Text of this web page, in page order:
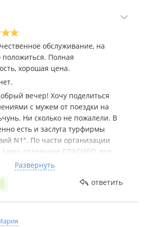
КОМПАНИИ!!! (как Вы яхту
и поплывёт!!)))
обслуживание, на
Полная
хорошая цена.
вечер! Хочу поделиться
с мужем от поездки на
Ни сколько не пожалели. В
есть и заслуга турфирмы
N1". По части организации
отдельное СПАСИБО, все
длительных ожиданий. "Газелька"
удобная, но это стоило того,
мы были в первых рядах, а люди
вполне хватала, чтоб до
Развернуть
ответить